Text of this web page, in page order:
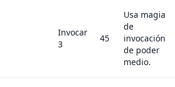
Invocar
3
45
Usa magia
de
invocación
de poder
medio.